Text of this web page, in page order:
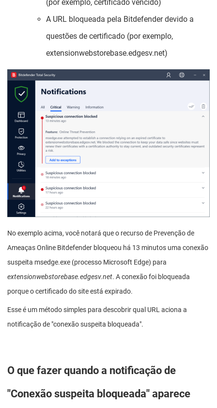
(por exemplo, certificado vencido)
A URL bloqueada pela Bitdefender devido a
questões de certificado (por exemplo,
extensionwebstorebase.edgesv.net)
No exemplo acima, você notará que o recurso de Prevenção de
Ameaças Online Bitdefender bloqueou há 13 minutos uma conexão
suspeita msedge.exe (processo Microsoft Edge) para
extensionwebstorebase.edgesv.net. A conexão foi bloqueada
porque o certificado do site está expirado.
Esse é um método simples para descobrir qual URL aciona a
notificação de "conexão suspeita bloqueada".
O que fazer quando a notificação de
"Conexão suspeita bloqueada" aparece